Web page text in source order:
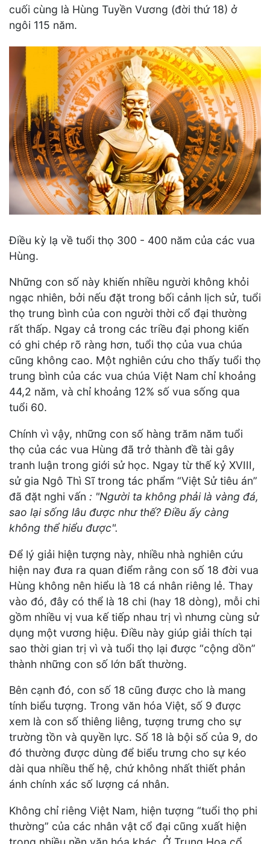
cuối cùng là Hùng Tuyền Vương (đời thứ 18) ở
ngôi 115 năm.
Điều kỳ lạ về tuổi thọ 300 - 400 năm của các vua
Hùng.
Những con số này khiến nhiều người không khỏi
ngạc nhiên, bởi nếu đặt trong bối cảnh lịch sử, tuổi
thọ trung bình của con người thời cổ đại thường
rất thấp. Ngay cả trong các triều đại phong kiến
có ghi chép rõ ràng hơn, tuổi thọ của vua chúa
cũng không cao. Một nghiên cứu cho thấy tuổi thọ
trung bình của các vua chúa Việt Nam chỉ khoảng
44,2 năm, và chỉ khoảng 12% số vua sống qua
tuổi 60.
Chính vì vậy, những con số hàng trăm năm tuổi
thọ của các vua Hùng đã trở thành đề tài gây
tranh luận trong giới sử học. Ngay từ thế kỷ XVIII,
sử gia Ngô Thì Sĩ trong tác phẩm “Việt Sử tiêu án”
đã đặt nghi vấn : "Người ta không phải là vàng đá,
sao lại sống lâu được như thế? Điều ấy càng
không thể hiểu được".
Để lý giải hiện tượng này, nhiều nhà nghiên cứu
hiện nay đưa ra quan điểm rằng con số 18 đời vua
Hùng không nên hiểu là 18 cá nhân riêng lẻ. Thay
vào đó, đây có thể là 18 chi (hay 18 dòng), mỗi chi
gồm nhiều vị vua kế tiếp nhau trị vì nhưng cùng sử
dụng một vương hiệu. Điều này giúp giải thích tại
sao thời gian trị vì và tuổi thọ lại được “cộng dồn”
thành những con số lớn bất thường.
Bên cạnh đó, con số 18 cũng được cho là mang
tính biểu tượng. Trong văn hóa Việt, số 9 được
xem là con số thiêng liêng, tượng trưng cho sự
trường tồn và quyền lực. Số 18 là bội số của 9, do
đó thường được dùng để biểu trưng cho sự kéo
dài qua nhiều thế hệ, chứ không nhất thiết phản
ánh chính xác số lượng cá nhân.
Không chỉ riêng Việt Nam, hiện tượng “tuổi thọ phi
thường” của các nhân vật cổ đại cũng xuất hiện